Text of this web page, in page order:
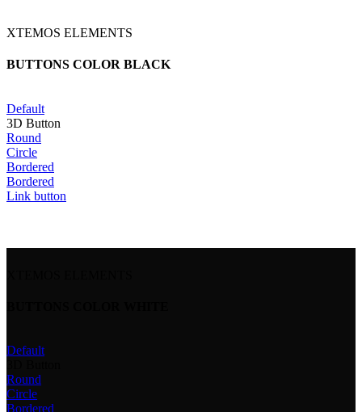
XTEMOS ELEMENTS
BUTTONS COLOR BLACK
Default
3D Button
Round
Circle
Bordered
Bordered
Link button
Default
Round
Circle
Bordered